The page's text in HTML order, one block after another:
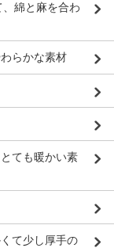
綿と麻を合わ
らかな素材
ても暖かい素
て少し厚手の